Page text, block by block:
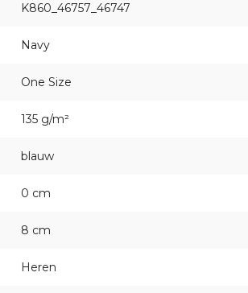
K860_46757_46747
Navy
One Size
135 g/m²
blauw
0 cm
8 cm
Heren